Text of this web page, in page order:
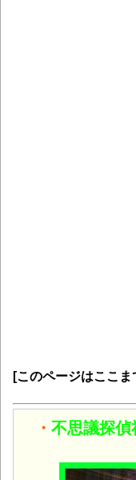
[このページはここま
・ 不思議探偵